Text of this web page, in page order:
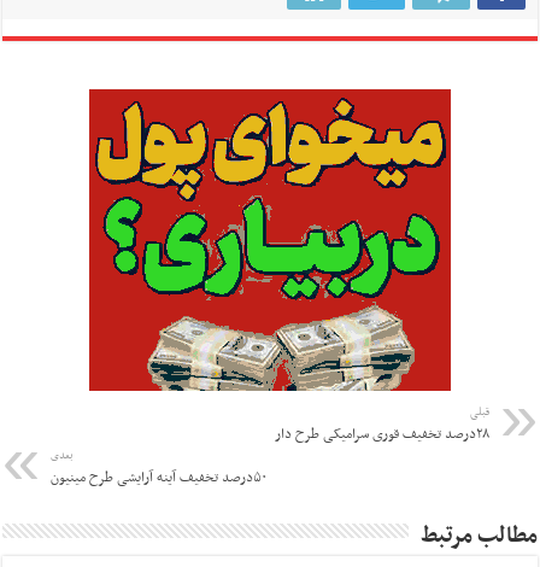
قبلی
۲۸درصد تخفیف قوری سرامیکی طرح دار
بعدی
۵۰درصد تخفیف آینه آرایشی طرح مینیون
مطالب مرتبط